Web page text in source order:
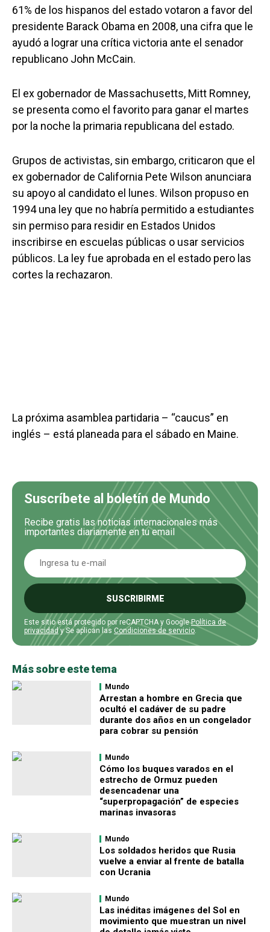
61% de los hispanos del estado votaron a favor del
presidente Barack Obama en 2008, una cifra que le
ayudó a lograr una crítica victoria ante el senador
republicano John McCain.
El ex gobernador de Massachusetts, Mitt Romney,
se presenta como el favorito para ganar el martes
por la noche la primaria republicana del estado.
Grupos de activistas, sin embargo, criticaron que el
ex gobernador de California Pete Wilson anunciara
su apoyo al candidato el lunes. Wilson propuso en
1994 una ley que no habría permitido a estudiantes
sin permiso para residir en Estados Unidos
inscribirse en escuelas públicas o usar servicios
públicos. La ley fue aprobada en el estado pero las
cortes la rechazaron.
La próxima asamblea partidaria – “caucus” en
inglés – está planeada para el sábado en Maine.
Suscríbete al boletín de Mundo
Recibe gratis las noticias internacionales más
importantes diariamente en tu email
SUSCRIBIRME
Este sitio está protegido por reCAPTCHA y GooglePolítica de
privacidady Se aplican las Condiciones de servicio
Más sobre este tema
Mundo
Arrestan a hombre en Grecia que
ocultó el cadáver de su padre
durante dos años en un congelador
para cobrar su pensión
Mundo
Cómo los buques varados en el
estrecho de Ormuz pueden
desencadenar una
“superpropagación” de especies
marinas invasoras
Mundo
Los soldados heridos que Rusia
vuelve a enviar al frente de batalla
con Ucrania
Mundo
Las inéditas imágenes del Sol en
movimiento que muestran un nivel